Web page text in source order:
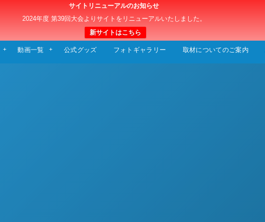
サイトリニューアルのお知らせ
2024年度 第39回大会よりサイトをリニューアルいたしました。
新サイトはこちら
日本クラブユースサッカー選手権（U-15）大会
動画一覧 公式グッズ フォトギャラリー 取材についてのご案内